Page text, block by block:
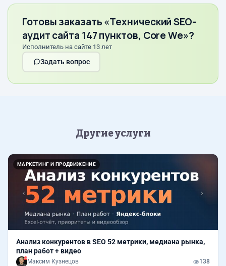
Готовы заказать «Технический SEO-
аудит сайта 147 пунктов, Core We»?
Исполнитель на сайте 13 лет
Задать вопрос
Другие услуги
МАРКЕТИНГ И ПРОДВИЖЕНИЕ
Назад
Анализ конкурентов в SEO 52 метрики, медиана рынка,
план работ + видео
Максим Кузнецов 138